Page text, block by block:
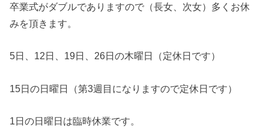
卒業式がダブルでありますので（長女、次女）多くお休
みを頂きます。
5日、12日、19日、26日の木曜日（定休日です）
15日の日曜日（第3週目になりますので定休日です）
1日の日曜日は臨時休業です。